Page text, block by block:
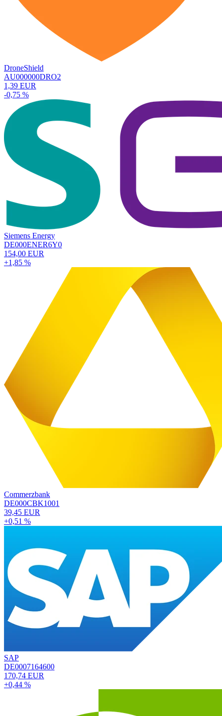
DroneShield
AU000000DRO2
1,39 EUR
-0,75 %
Siemens Energy
DE000ENER6Y0
154,00 EUR
+1,85 %
Commerzbank
DE000CBK1001
39,45 EUR
+0,51 %
SAP
DE0007164600
170,74 EUR
+0,44 %